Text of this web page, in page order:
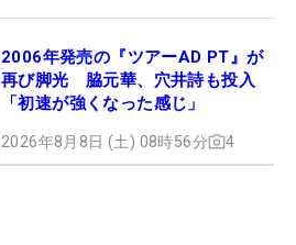
2006年発売の『ツアーAD PT』が
再び脚光 脇元華、穴井詩も投入
「初速が強くなった感じ」
2026年8月8日 (土) 08時56分 4